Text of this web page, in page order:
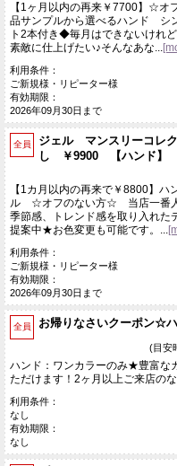
【1ヶ月以内の再来￥7700】☆オ
品サンプルから選べるハンド シ
ト2本付き◆毎月はできないけれ
素敵に仕上げたい♪そんなあな...
利用条件：
ご新規様・リピーター様
有効期限：
2026年09月30日まで
全員
ジェル マンスリーコレ
し ￥9900 【ハンド】
【1カ月以内の再来で￥8800】ハ
ル ☆オフのない方☆ 当店一番人
季節感、トレンド感を取り入れた
提案中★お色変更も可能です。...
利用条件：
ご新規様・リピーター様
有効期限：
2026年09月30日まで
全員 お帰りなさいクーポン☆
(目安
ハンド：ワンカラーのみ★豊富な
ただけます！2ヶ月以上ご来店の
利用条件：
なし
有効期限：
なし